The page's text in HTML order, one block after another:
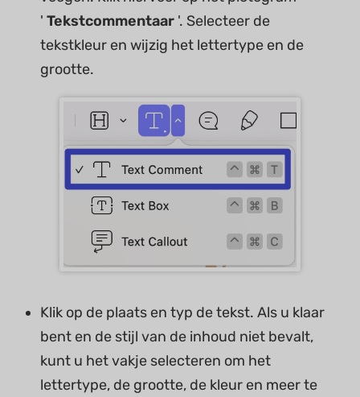
' Tekstcommentaar '. Selecteer de
tekstkleur en wijzig het lettertype en de
grootte.
Klik op de plaats en typ de tekst. Als u klaar
bent en de stijl van de inhoud niet bevalt,
kunt u het vakje selecteren om het
lettertype, de grootte, de kleur en meer te